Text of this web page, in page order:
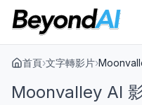
首頁›文字轉影片›
Moonvalley AI